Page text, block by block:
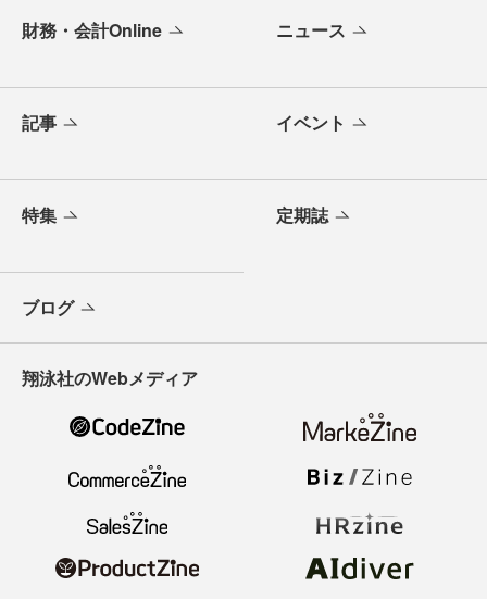
財務・会計Online ニュース
記事 イベント
特集 定期誌
ブログ
翔泳社のWebメディア